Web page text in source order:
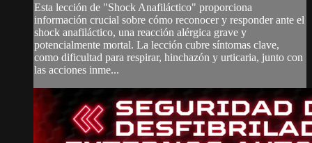
Esta lección de "Shock Anafiláctico" proporciona
información crucial sobre cómo reconocer y responder ante el
shock anafiláctico, una reacción alérgica grave y
potencialmente mortal. La lección cubre síntomas clave,
como dificultad para respirar, hinchazón y urticaria, junto con
las acciones inme...